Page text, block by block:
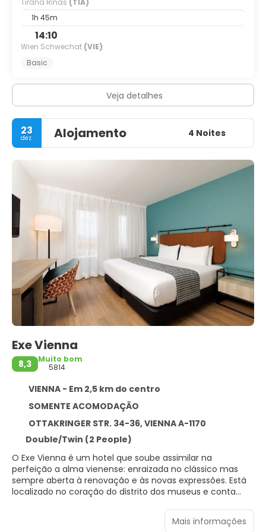
Tirana Rinas (TIA)
1h 45m
14:10
Wien Schwechat (VIE)
Basic
Veja detalhes
23
dez. Alojamento 4 Noites
Exe Vienna
8,3
Muito bom
5814
VIENNA - Em 2,5 km do centro
SOMENTE ACOMODAÇÃO
OTTAKRINGER STR. 34-36, VIENNA A-1170
Double/Twin (2 People)
O Exe Vienna é um hotel que soube assimilar na
perfeição a alma vienense: enraizada no clássico mas
sempre aberta à renovação e às novas expressões. Está
localizado no coração do distrito dos museus e conta
austríaca com piscina aquecida, e uma magnífica vista
sobre a cidade. O Hotel Exe Vienna conta com 115 quartos,
Mais informações